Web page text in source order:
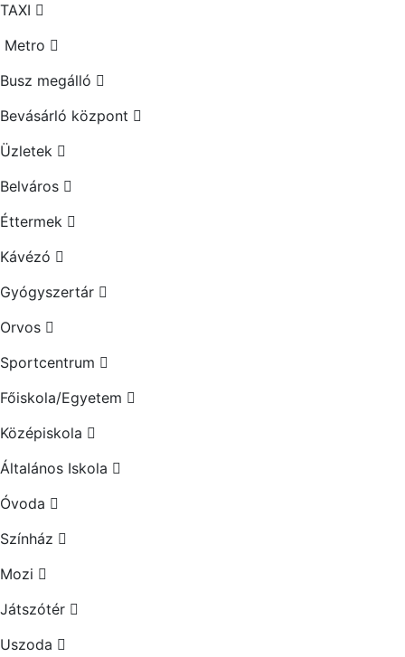
TAXI
Metro
Busz megálló
Bevásárló központ
Üzletek
Belváros
Éttermek
Kávézó
Gyógyszertár
Orvos
Sportcentrum
Főiskola/Egyetem
Középiskola
Általános Iskola
Óvoda
Színház
Mozi
Játszótér
Uszoda